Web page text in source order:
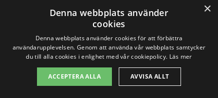
vertikal markis, en solsegel eller en
terassmarkis, kan vår plattform hjälpa dig
att få kontakt med erfarna hantverkare
som kan bistå dig med allt från val av
×
Denna webbplats använder
cookies
Denna webbplats använder cookies för att förbättra
användarupplevelsen. Genom att använda vår webbplats samtycker
du till alla cookies i enlighet med vår cookiepolicy. Läs mer
ACCEPTERA ALLA AVVISA ALLT